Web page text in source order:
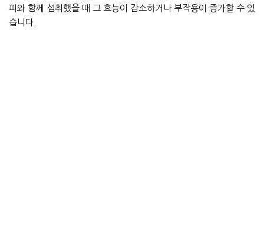
피와 함께 섭취했을 때 그 효능이 감소하거나 부작용이 증가할 수 있
습니다.